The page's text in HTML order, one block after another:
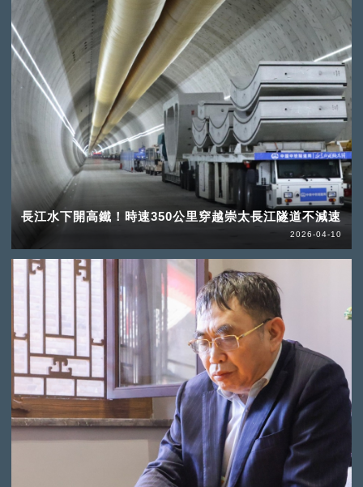
長江水下開高鐵！時速350公里穿越崇太長江隧道不減速
2026-04-10